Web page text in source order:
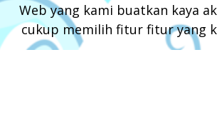
Web yang kami buatkan kaya
cukup memilih fitur fitur yang